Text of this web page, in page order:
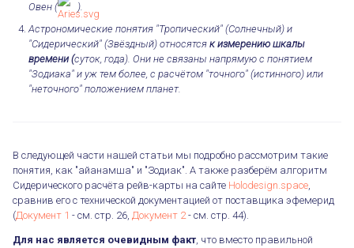
Овен (
).
Астрономические понятия "Тропический" (Солнечный) и
"Сидерический" (Звёздный) относятся к измерению шкалы
времени (суток, года). Они не связаны напрямую с понятием
"Зодиака" и уж тем более, с расчётом "точного" (истинного) или
"неточного" положением планет.
В следующей части нашей статьи мы подробно рассмотрим такие
понятия, как "айанамша" и "Зодиак". А также разберём алгоритм
Сидерического расчёта рейв-карты на сайте Holodesign.space,
сравнив его с технической документацией от поставщика эфемерид
(Документ 1 - см. стр. 26, Документ 2- см. стр. 44).
Для нас является очевидным факт, что вместо правильной